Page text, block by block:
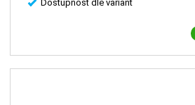
Dostupnost dle variant